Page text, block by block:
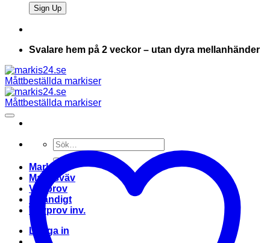
Svalare hem på 2 veckor – utan dyra mellanhänder
Sök
efter:
Markis
Markisväv
Vävprov
Invändigt
Vävprov inv.
Logga in